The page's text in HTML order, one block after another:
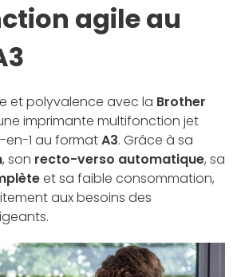
agile au
et polyvalence avec la Brother
imprimante multifonction jet
en-1 au formatA3. Grâce à sa
, son recto-verso automatique, sa
et sa faible consommation,
aux besoins des